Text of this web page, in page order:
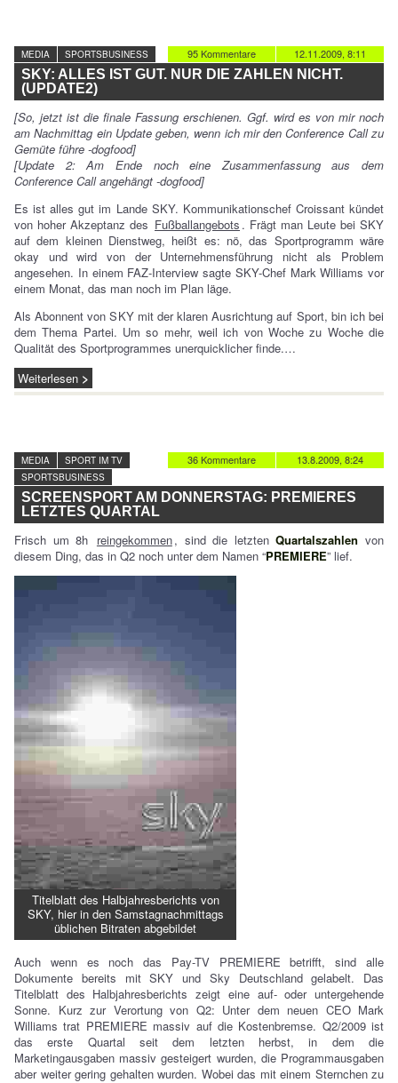
12.11.2009, 8:11
95 Kommentare
MEDIA SPORTSBUSINESS
SKY: ALLES IST GUT. NUR DIE ZAHLEN NICHT.
(UPDATE2)
[So, jetzt ist die finale Fassung erschienen. Ggf. wird es von mir noch
am Nachmittag ein Update geben, wenn ich mir den Conference Call zu
Gemüte führe -dogfood]
[Update 2: Am Ende noch eine Zusammenfassung aus dem
Conference Call angehängt -dogfood]
Es ist alles gut im Lande SKY. Kommunikationschef Croissant kündet
von hoher Akzeptanz des Fußballangebots . Frägt man Leute bei SKY
auf dem kleinen Dienstweg, heißt es: nö, das Sportprogramm wäre
okay und wird von der Unternehmensführung nicht als Problem
angesehen. In einem FAZ-Interview sagte SKY-Chef Mark Williams vor
einem Monat, das man noch im Plan läge.
Als Abonnent von SKY mit der klaren Ausrichtung auf Sport, bin ich bei
dem Thema Partei. Um so mehr, weil ich von Woche zu Woche die
Qualität des Sportprogrammes unerquicklicher finde.…
Weiterlesen
13.8.2009, 8:24
36 Kommentare
MEDIA
SPORT IM TV
SPORTSBUSINESS
SCREENSPORT AM DONNERSTAG: PREMIERES
LETZTES QUARTAL
Frisch um 8h reingekommen, sind die letztenQuartalszahlen von
diesem Ding, das in Q2 noch unter dem Namen “PREMIERE” lief.
Titelblatt des Halbjahresberichts von
SKY, hier in den Samstagnachmittags
üblichen Bitraten abgebildet
Auch wenn es noch das Pay-TV PREMIERE betrifft, sind alle
Dokumente bereits mit SKY und Sky Deutschland gelabelt. Das
Titelblatt des Halbjahresberichts zeigt eine auf- oder untergehende
Sonne. Kurz zur Verortung von Q2: Unter dem neuen CEO Mark
Williams trat PREMIERE massiv auf die Kostenbremse. Q2/2009 ist
das erste Quartal seit dem letzten herbst, in dem die
Marketingausgaben massiv gesteigert wurden, die Programmausgaben
aber weiter gering gehalten wurden. Wobei das mit einem Sternchen zu